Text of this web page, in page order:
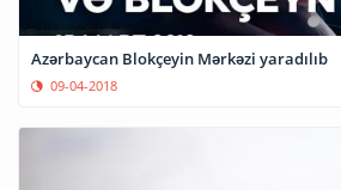
Azərbaycan Blokçeyin Mərkəzi yaradılıb
09-04-2018